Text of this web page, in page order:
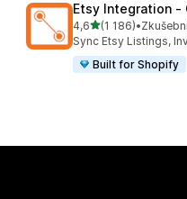
Etsy Integration ‑
4,6z 5 hvězd
(1 186)
Celkový počet
•
Sync Etsy Listings,
Built for Shopify